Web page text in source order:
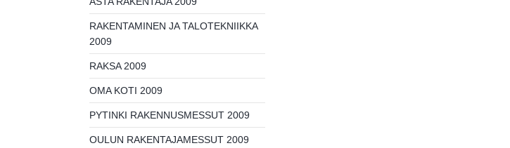
RAKENTAMINEN JA TALOTEKNIIKKA
2009
RAKSA 2009
OMA KOTI 2009
PYTINKI RAKENNUSMESSUT 2009
OULUN RAKENTAJAMESSUT 2009